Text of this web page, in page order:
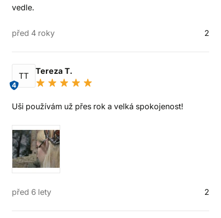
vedle.
před 4 roky 2
TT
4
Tereza T.
Uši používám už přes rok a velká spokojenost!
před 6 lety 2